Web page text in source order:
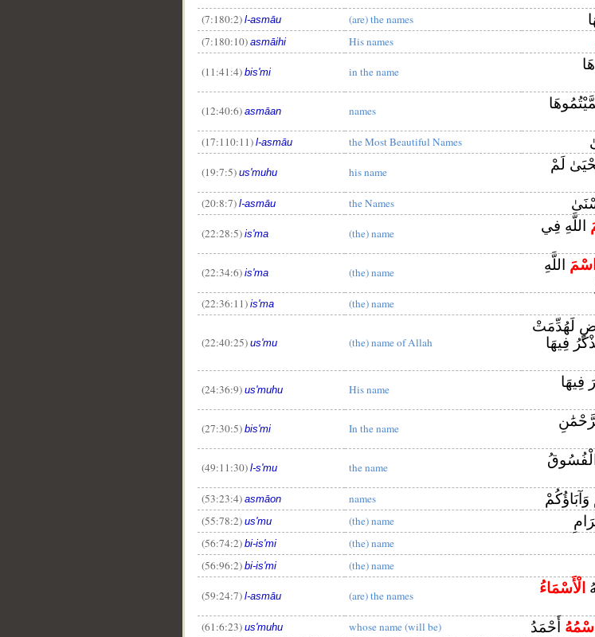
(7:180:2) l-asmāu (are) the names
(7:180:10) asmāihi His names
(11:41:4) bis'mi in the name
(12:40:6) asmāan names
(17:110:11) l-asmāu the Most Beautiful Names
(19:7:5) us'muhu his name
لَمْ
(20:8:7) l-asmāu the Names
(22:28:5) is'ma (the) name
اللَّهِ فِي
(22:34:6) is'ma (the) name اسْمَ اللَّهِ
(22:36:11) is'ma (the) name
(22:40:25) us'mu (the) name of Allah
لَهُدِّمَتْ
فِيهَا
(24:36:9) us'muhu His name
فِيهَا
(27:30:5) bis'mi In the name
(49:11:30) l-s'mu the name
الْفُسُوقُ
(53:23:4) asmāon names
(55:78:2) us'mu (the) name
(56:74:2) bi-is'mi (the) name
(56:96:2) bi-is'mi (the) name
(59:24:7) l-asmāu (are) the names
الْأَسْمَاءُ
(61:6:23) us'muhu whose name (will be) اسْمُهُ أَحْمَدُ